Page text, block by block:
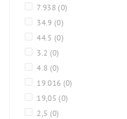
7.938 (0)
34.9 (0)
44.5 (0)
3.2 (0)
4.8 (0)
19.016 (0)
19,05 (0)
2,5 (0)